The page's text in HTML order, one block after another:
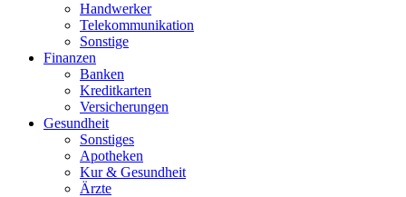
Handwerker
Telekommunikation
Sonstige
Finanzen
Banken
Kreditkarten
Versicherungen
Gesundheit
Sonstiges
Apotheken
Kur & Gesundheit
Ärzte